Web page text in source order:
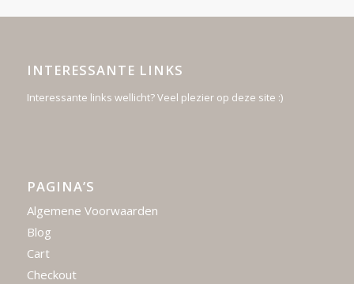
INTERESSANTE LINKS
Interessante links wellicht? Veel plezier op deze site :)
PAGINA’S
Algemene Voorwaarden
Blog
Cart
Checkout